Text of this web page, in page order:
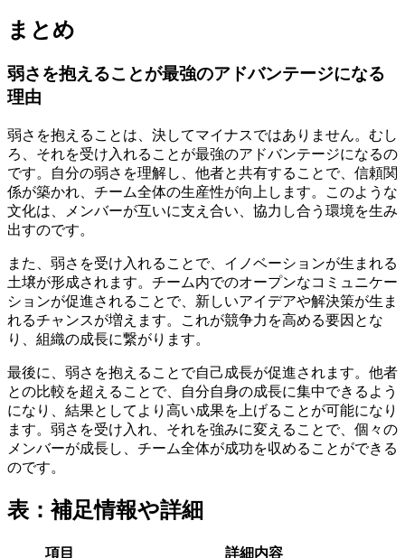
まとめ
弱さを抱えることが最強のアドバンテージになる
理由
弱さを抱えることは、決してマイナスではありません。むし
ろ、それを受け入れることが最強のアドバンテージになるの
です。自分の弱さを理解し、他者と共有することで、信頼関
係が築かれ、チーム全体の生産性が向上します。このような
文化は、メンバーが互いに支え合い、協力し合う環境を生み
出すのです。
また、弱さを受け入れることで、イノベーションが生まれる
土壌が形成されます。チーム内でのオープンなコミュニケー
ションが促進されることで、新しいアイデアや解決策が生ま
れるチャンスが増えます。これが競争力を高める要因とな
り、組織の成長に繋がります。
最後に、弱さを抱えることで自己成長が促進されます。他者
との比較を超えることで、自分自身の成長に集中できるよう
になり、結果としてより高い成果を上げることが可能になり
ます。弱さを受け入れ、それを強みに変えることで、個々の
メンバーが成長し、チーム全体が成功を収めることができる
のです。
表：補足情報や詳細
項目
詳細内容